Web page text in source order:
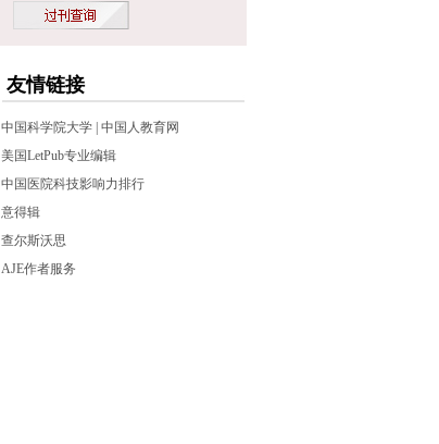
友情链接
中国科学院大学 中国人教育网
美国LetPub专业编辑
中国医院科技影响力排行
意得辑
查尔斯沃思
AJE作者服务